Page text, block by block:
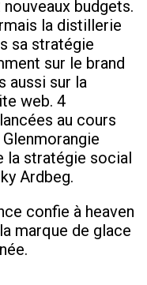
budgets.
la distillerie
sa stratégie
sur le brand
aussi sur la
web. 4
au cours
Glenmorangie
la stratégie social
Ardbeg.
confie à heaven
marque de glace